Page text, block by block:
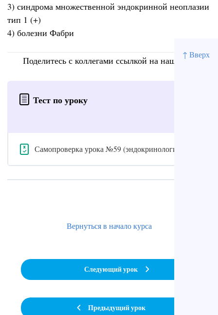
↑ Вверх
3) синдрома множественной эндокринной неоплазии
тип 1 (+)
4) болезни Фабри
Поделитесь с коллегами ссылкой на наш сайт
Тест по уроку
Самопроверка урока №59 (эндокринология)
Предыдущий урок
Вернуться в начало курса
Следующий урок